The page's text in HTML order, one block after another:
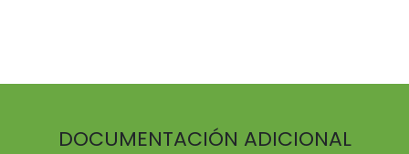
DOCUMENTACIÓN ADICIONAL